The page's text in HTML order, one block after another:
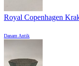
Royal Copenhagen
Danam Antik